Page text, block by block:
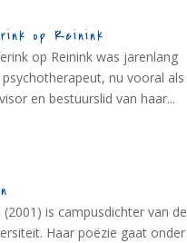
op Reinink
op Reinink was jarenlang
nu vooral als
en bestuurslid van haar...
(2001) is campusdichter van de
Haar poëzie gaat onder